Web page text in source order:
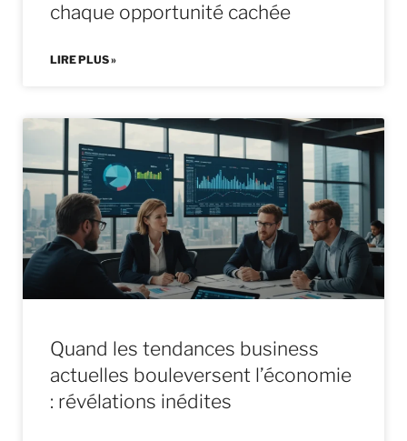
chaque opportunité cachée
LIRE PLUS »
Quand les tendances business
actuelles bouleversent l’économie
: révélations inédites